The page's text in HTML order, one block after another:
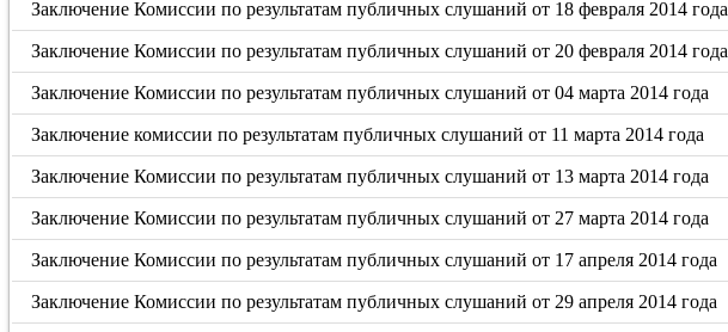
Заключение Комиссии по результатам публичных слушаний от 18 февраля 2014 года
Заключение Комиссии по результатам публичных слушаний от 20 февраля 2014 года
Заключение Комиссии по результатам публичных слушаний от 04 марта 2014 года
Заключение комиссии по результатам публичных слушаний от 11 марта 2014 года
Заключение Комиссии по результатам публичных слушаний от 13 марта 2014 года
Заключение Комиссии по результатам публичных слушаний от 27 марта 2014 года
Заключение Комиссии по результатам публичных слушаний от 17 апреля 2014 года
Заключение Комиссии по результатам публичных слушаний от 29 апреля 2014 года